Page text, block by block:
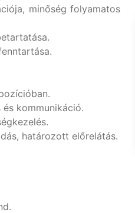
minőség folyamatos
kommunikáció.
határozott előrelátás.